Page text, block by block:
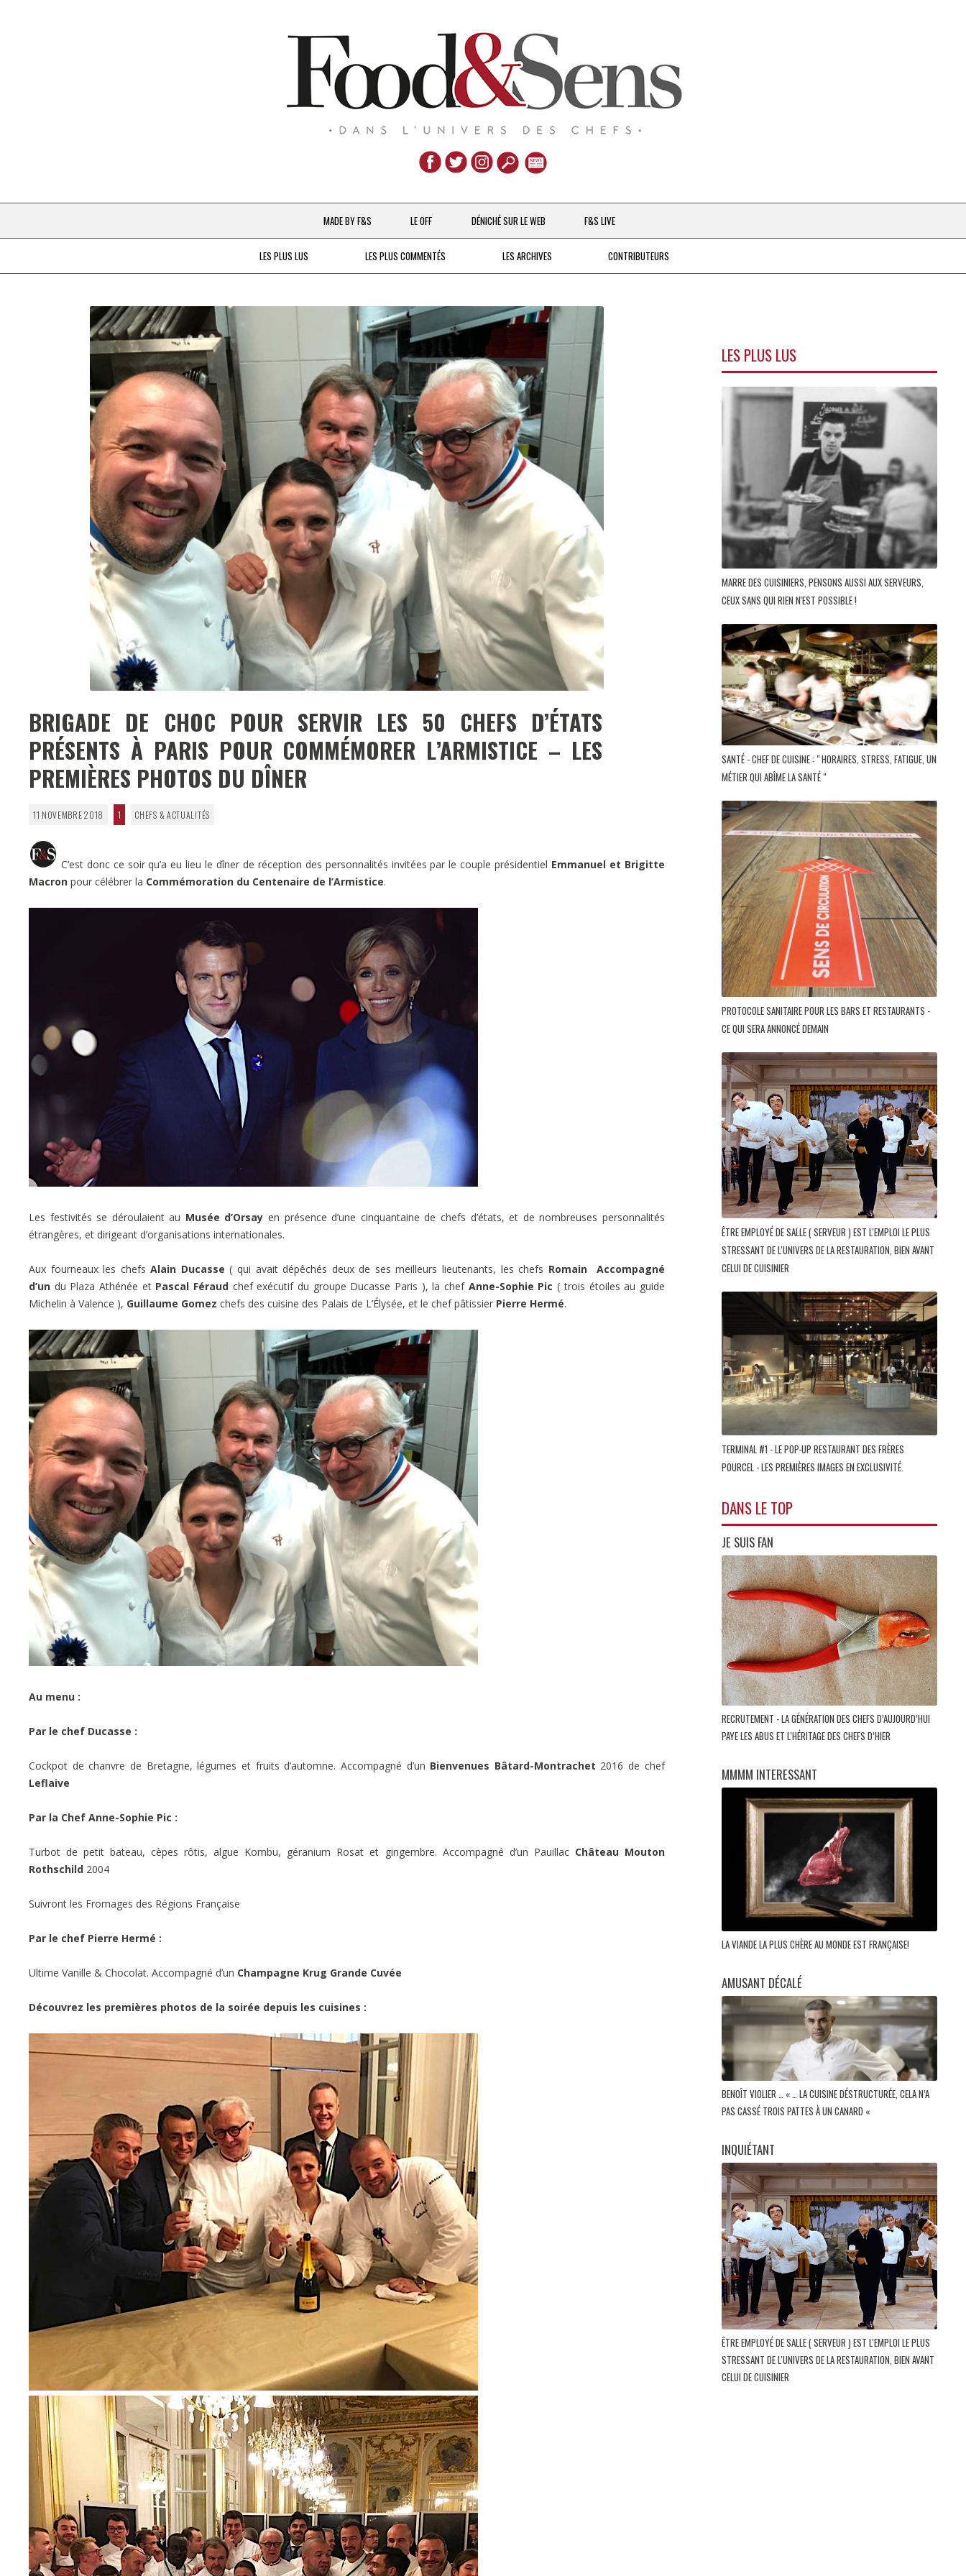
Aller
au
contenu
MADE BY F&S
CHEFS & ACTUALITÉS
À LA PETITE CUILLÈRE
DESTIN DE FEMME
V…DE VOYAGE
LE OFF DÉNICHÉ SUR LE WEB F&S LIVE
LES PLUS LUS LES PLUS COMMENTÉS LES ARCHIVES
DEPUIS 2016
CONTRIBUTEURS
BRIGADE DE CHOC POUR SERVIR LES 50 CHEFS D’ÉTATS
PRÉSENTS À PARIS POUR COMMÉMORER L’ARMISTICE – LES
PREMIÈRES PHOTOS DU DÎNER
11 NOVEMBRE 2018 1 CHEFS & ACTUALITÉS
C’est donc ce soir qu’a eu lieu le dîner de réception des personnalités invitées par le couple présidentiel Emmanuel et Brigitte
Macron pour célébrer la Commémoration du Centenaire de l’Armistice.
Les festivités se déroulaient au Musée d’Orsay en présence d’une cinquantaine de chefs d’états, et de nombreuses personnalités
étrangères, et dirigeant d’organisations internationales.
Aux fourneaux les chefsAlain Ducasse ( qui avait dépêchés deux de ses meilleurs lieutenants, les chefs Romain Accompagné
d’un du Plaza Athénée et Pascal Féraud chef exécutif du groupe Ducasse Paris ), la chef Anne-Sophie Pic ( trois étoiles au guide
Michelin à Valence ), Guillaume Gomez chefs des cuisine des Palais de L’Élysée, et le chef pâtissier Pierre Hermé.
Au menu :
Par le chef Ducasse :
Cockpot de chanvre de Bretagne, légumes et fruits d’automne. Accompagné d’un Bienvenues Bâtard-Montrachet 2016 de chef
Leflaive
Par la Chef Anne-Sophie Pic :
Turbot de petit bateau, cèpes rôtis, algue Kombu, géranium Rosat et gingembre. Accompagné d’un Pauillac Château Mouton
Rothschild 2004
Suivront les Fromages des Régions Française
Par le chef Pierre Hermé :
Ultime Vanille & Chocolat. Accompagné d’un Champagne Krug Grande Cuvée
Découvrez les premières photos de la soirée depuis les cuisines :
LES PLUS LUS
MARRE DES CUISINIERS, PENSONS AUSSI AUX SERVEURS,
CEUX SANS QUI RIEN N'EST POSSIBLE !
SANTÉ - CHEF DE CUISINE : " HORAIRES, STRESS, FATIGUE, UN
MÉTIER QUI ABÎME LA SANTÉ "
PROTOCOLE SANITAIRE POUR LES BARS ET RESTAURANTS -
CE QUI SERA ANNONCÉ DEMAIN
ÊTRE EMPLOYÉ DE SALLE ( SERVEUR ) EST L'EMPLOI LE PLUS
STRESSANT DE L'UNIVERS DE LA RESTAURATION, BIEN AVANT
CELUI DE CUISINIER
TERMINAL #1 - LE POP-UP RESTAURANT DES FRÈRES
POURCEL - LES PREMIÈRES IMAGES EN EXCLUSIVITÉ.
DANS LE TOP
JE SUIS FAN
RECRUTEMENT - LA GÉNÉRATION DES CHEFS D’AUJOURD’HUI
PAYE LES ABUS ET L'HÉRITAGE DES CHEFS D’HIER
MMMM INTERESSANT
LA VIANDE LA PLUS CHÈRE AU MONDE EST FRANÇAISE!
AMUSANT DÉCALÉ
BENOÎT VIOLIER … « … LA CUISINE DÉSTRUCTURÉE, CELA N’A
PAS CASSÉ TROIS PATTES À UN CANARD «
INQUIÉTANT
ÊTRE EMPLOYÉ DE SALLE ( SERVEUR ) EST L'EMPLOI LE PLUS
STRESSANT DE L'UNIVERS DE LA RESTAURATION, BIEN AVANT
CELUI DE CUISINIER